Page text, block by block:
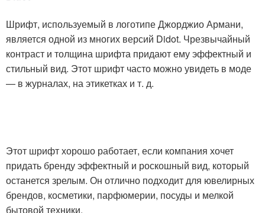
Шрифт, используемый в логотипе Джорджио Армани,
является одной из многих версий Didot. Чрезвычайный
контраст и толщина шрифта придают ему эффектный и
стильный вид. Этот шрифт часто можно увидеть в моде
— в журналах, на этикетках и т. д.
Этот шрифт хорошо работает, если компания хочет
придать бренду эффектный и роскошный вид, который
останется зрелым. Он отлично подходит для ювелирных
брендов, косметики, парфюмерии, посуды и мелкой
бытовой техники.